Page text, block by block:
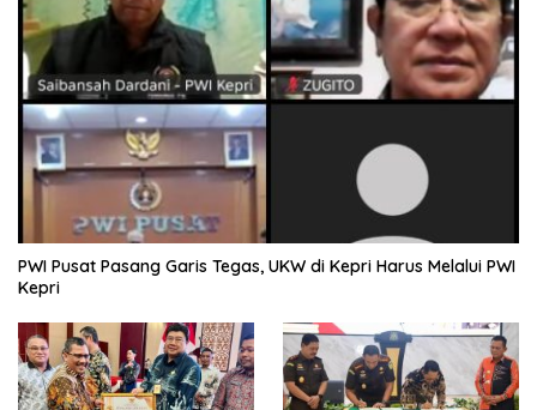
PWI Pusat Pasang Garis Tegas, UKW di Kepri Harus Melalui PWI
Kepri